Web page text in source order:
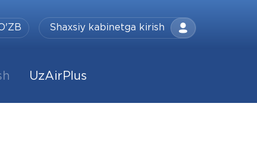
UzAirPlus
Shaxsiy kabinetga kirish